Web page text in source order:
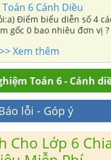
6 Cánh Diều
Điểm biểu diễn số 4
>> Xem thêm
Toán 6 - Cánh
lỗi - Góp ý
Cho Lớp 6